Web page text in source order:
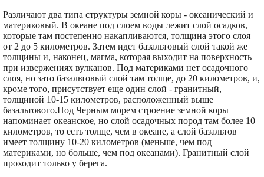
Различают два типа структуры земной коры - океанический и
материковый. В океане под слоем воды лежит слой осадков,
которые там постепенно накапливаются, толщина этого слоя
от 2 до 5 километров. Затем идет базальтовый слой такой же
толщины и, наконец, магма, которая выходит на поверхность
при извержениях вулканов. Под материками нет осадочного
слоя, но зато базальтовый слой там толще, до 20 километров, и,
кроме того, присутствует еще один слой - гранитный,
толщиной 10-15 километров, расположенный выше
базальтового.Под Черным морем строение земной коры
напоминает океанское, но слой осадочных пород там более 10
километров, то есть толще, чем в океане, а слой базальтов
имеет толщину 10-20 километров (меньше, чем под
материками, но больше, чем под океанами). Гранитный слой
проходит только у берега.